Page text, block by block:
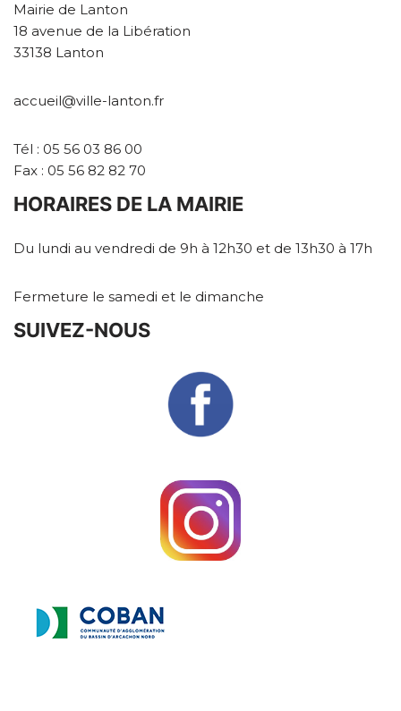
Mairie de Lanton
18 avenue de la Libération
33138 Lanton
accueil@ville-lanton.fr
Tél : 05 56 03 86 00
Fax : 05 56 82 82 70
HORAIRES DE LA MAIRIE
Du lundi au vendredi de 9h à 12h30 et de 13h30 à 17h
Fermeture le samedi et le dimanche
SUIVEZ-NOUS